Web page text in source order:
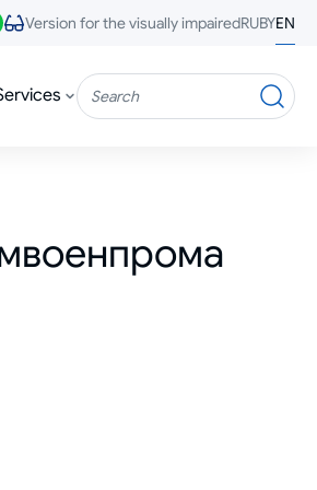
Version for the visually impairedRUBYEN
Search